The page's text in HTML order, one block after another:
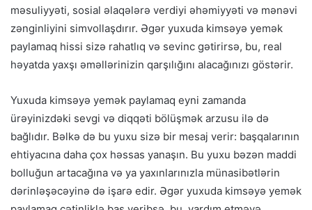
məsuliyyəti, sosial əlaqələrə verdiyi əhəmiyyəti və mənəvi
zənginliyini simvollaşdırır. Əgər yuxuda kimsəyə yemək
paylamaq hissi sizə rahatlıq və sevinc gətirirsə, bu, real
həyatda yaxşı əməllərinizin qarşılığını alacağınızı göstərir.
Yuxuda kimsəyə yemək paylamaq eyni zamanda
ürəyinizdəki sevgi və diqqəti bölüşmək arzusu ilə də
bağlıdır. Bəlkə də bu yuxu sizə bir mesaj verir: başqalarının
ehtiyacına daha çox həssas yanaşın. Bu yuxu bəzən maddi
bolluğun artacağına və ya yaxınlarınızla münasibətlərin
dərinləşəcəyinə də işarə edir. Əgər yuxuda kimsəyə yemək